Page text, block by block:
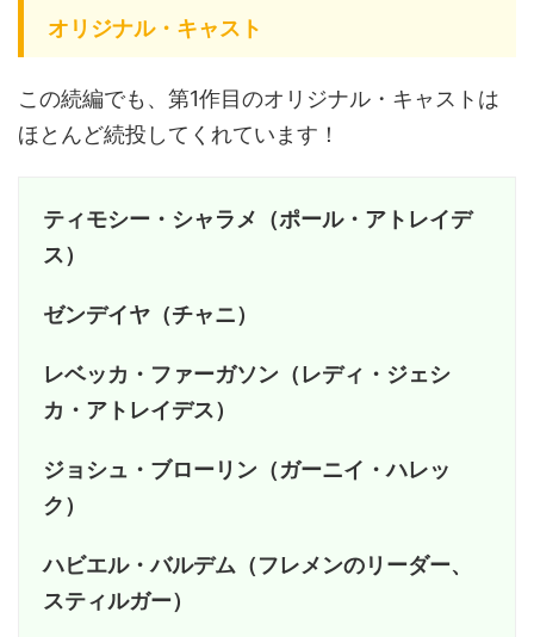
オリジナル・キャスト
この続編でも、第1作目のオリジナル・キャストは
ほとんど続投してくれています！
ティモシー・シャラメ（ポール・アトレイデ
ス）
ゼンデイヤ（チャニ）
レベッカ・ファーガソン（レディ・ジェシ
カ・アトレイデス）
ジョシュ・ブローリン（ガーニイ・ハレッ
ク）
ハビエル・バルデム（フレメンのリーダー、
スティルガー）